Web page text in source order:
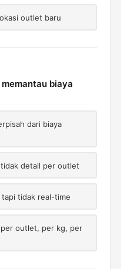
outlet baru
biaya
dari biaya
detail per outlet
tidak real-time
outlet, per kg, per